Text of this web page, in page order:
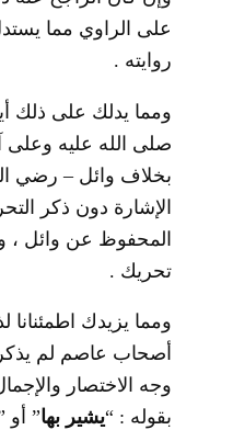
على الراوي مما
روايته .
ومما يدلك على ذلك
صلى الله عليه وعلى
بخلاف وائل – رضي
الإشارة دون ذكر
المحفوظ عن وائل ،
تحريك .
ومما يزيدك اطمئنانا
أصحاب عاصم لم
وجه الاختصار
بقوله : “يشير بها” أو